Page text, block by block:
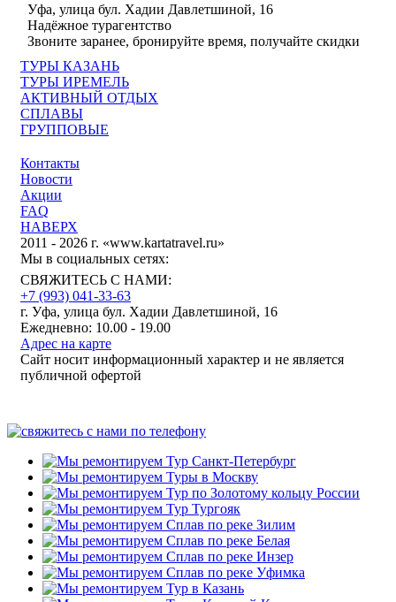
Уфа, улица бул. Хадии Давлетшиной, 16
Надёжное турагентство
Звоните заранее, бронируйте время, получайте скидки
Контакты
Новости
Акции
FAQ
НАВЕРХ
2011 - 2026 г. «www.kartatravel.ru»
ТУРЫ КАЗАНЬ
ТУРЫ ИРЕМЕЛЬ
АКТИВНЫЙ ОТДЫХ
СПЛАВЫ
ГРУППОВЫЕ
Мы в социальных сетях:
СВЯЖИТЕСЬ С НАМИ:
+7 (993) 041-33-63
г. Уфа, улица бул. Хадии Давлетшиной, 16
Ежедневно: 10.00 - 19.00
Адрес на карте
Сайт носит информационный характер и не является
публичной офертой